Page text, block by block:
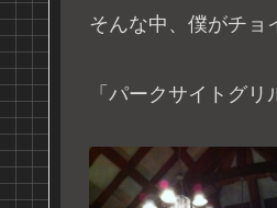
そんな中、僕がチョ
「パークサイトグリ